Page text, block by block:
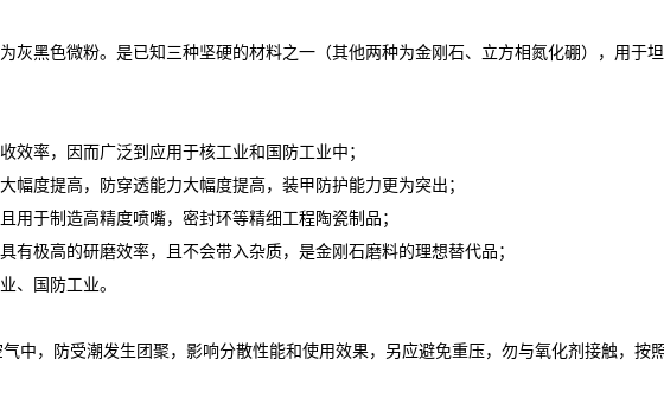
灰黑色微粉。是已知三种坚硬的材料之一（其他两种为金刚石、立方相氮化硼），用于
效率，因而广泛到应用于核工业和国防工业中；
度提高，防穿透能力大幅度提高，装甲防护能力更为突出；
用于制造高精度喷嘴，密封环等精细工程陶瓷制品；
极高的研磨效率，且不会带入杂质，是金刚石磨料的理想替代品；
、国防工业。
中，防受潮发生团聚，影响分散性能和使用效果，另应避免重压，勿与氧化剂接触，按